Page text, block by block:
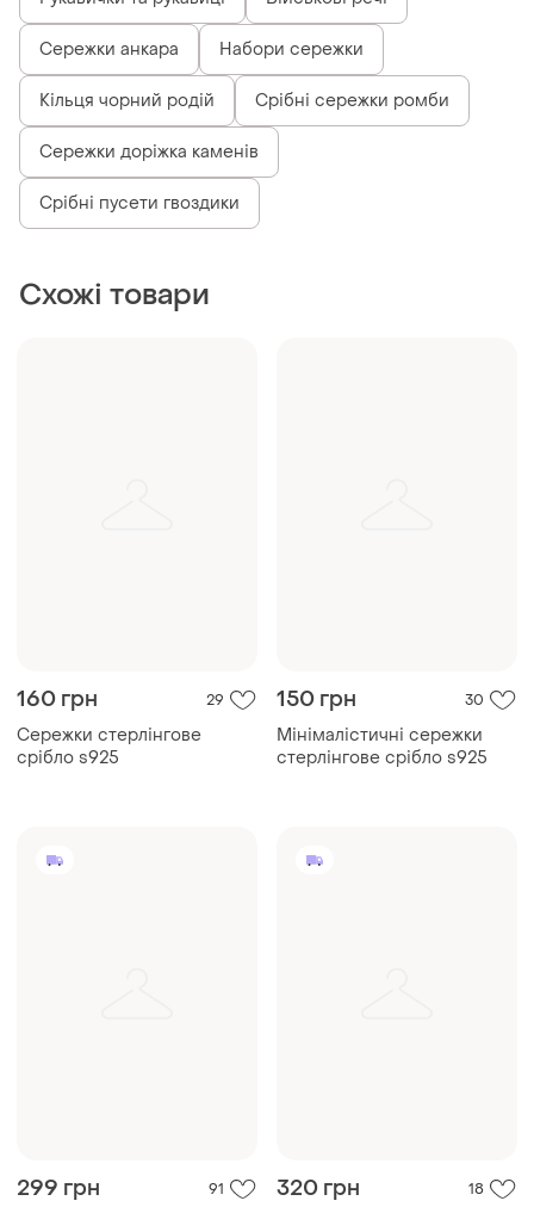
Сережки анкара Набори сережки
Кільця чорний родій Срібні сережки ромби
Сережки доріжка каменів
Срібні пусети гвоздики
Схожі товари
160 грн 29
Сережки стерлінгове
срібло s925
150 грн 30
Мінімалістичні сережки
стерлінгове срібло s925
299 грн 91 320 грн 18